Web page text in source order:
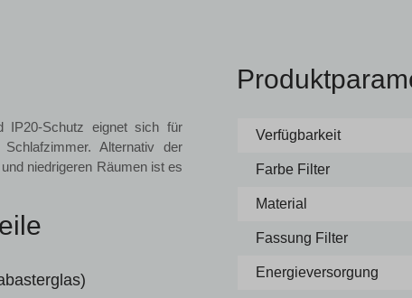
IP20-Schutz eignet sich für
Alternativ der
niedrigeren Räumen ist es
Verfügbarkeit
Farbe Filter
Material
Fassung Filter
Energieversorgung